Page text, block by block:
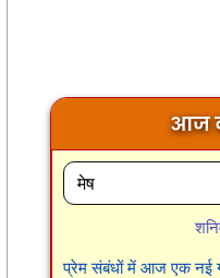
प्रेम संबंधों में आज एक नई
साथी की भावनाओं का
आपका रिश्ता और भी गहरा
विवाह का प्रस्ताव मिल